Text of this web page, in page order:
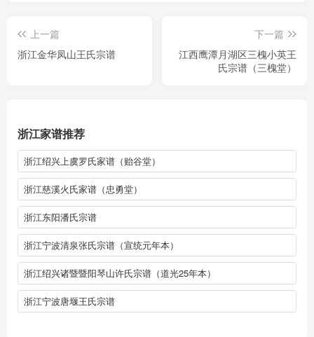
上一篇
浙江金华凤山王氏宗谱
下一篇
江西鹰潭月湖区三槐小英王
氏宗谱（三槐堂）
浙江家谱推荐
浙江绍兴上虞罗氏家谱（贻谷堂）
浙江慈溪火氏家谱（忠勇堂）
浙江东阳潘氏宗谱
浙江宁波清泉张氏宗谱（宣统元年本）
浙江绍兴诸暨暨阳琴山许氏宗谱（道光25年本）
浙江宁波唐堰王氏宗谱